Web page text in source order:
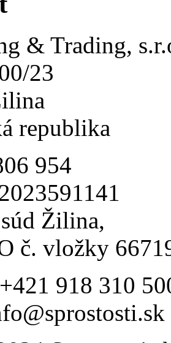
& Trading,
23
republika
954
Žilina,
č. vložky
918 310